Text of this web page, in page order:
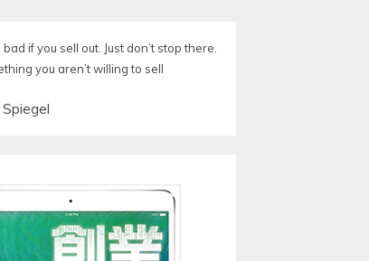
bad if you sell out. Just don’t stop there.
you aren’t willing to sell